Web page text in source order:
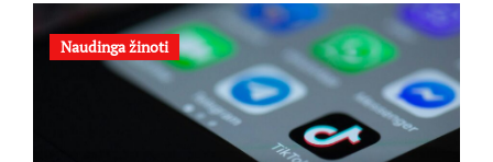
Naudinga žinoti